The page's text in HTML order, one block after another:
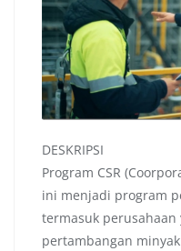
DESKRIPSI
Program CSR
ini menjadi program
termasuk
pertambangan